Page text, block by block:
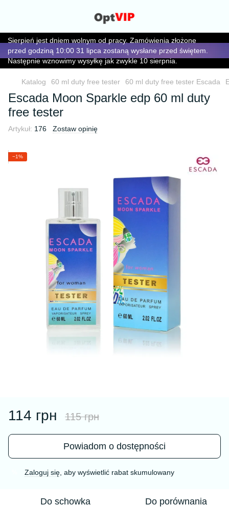
Sierpień jest dniem wolnym od pracy. Zamówienia złożone
przed godziną 10:00 31 lipca zostaną wysłane przed świętem.
Następnie wznowimy wysyłkę jak zwykle 10 sierpnia.
Katalog 60 ml duty free tester 60 ml duty free tester Escada
Escada Moon Sparkle edp 60 ml duty
free tester
Artykuł: 176 Zostaw opinię
−1%
114 грн 115 грн
Powiadom o dostępności
Zaloguj się , aby wyświetlić rabat skumulowany
Do schowka Do porównania